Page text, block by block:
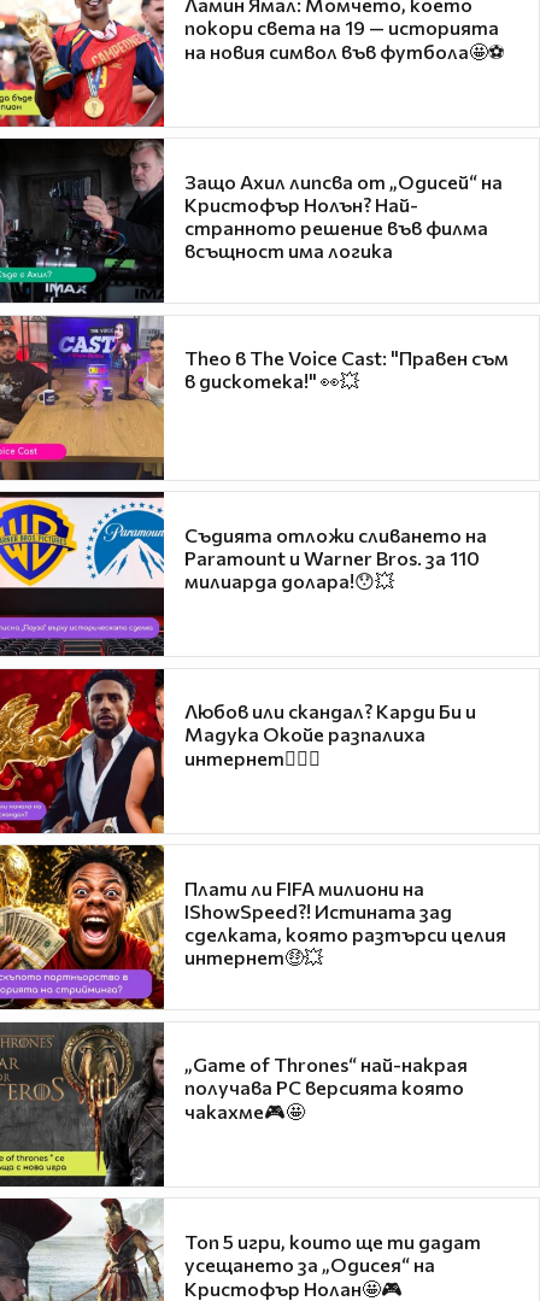
покори света на 19 — историята
на новия символ във футбола🤩⚽
Защо Ахил липсва от „Одисей“ на
Кристофър Нолън? Най-
странното решение във филма
всъщност има логика
Theo в The Voice Cast: "Правен съм
в дискотека!" 👀💥
Съдията отложи сливането на
Paramount и Warner Bros. за 110
милиарда долара!😯💥
Любов или скандал? Карди Би и
Мадука Окойе разпалиха
интернет❤️‍🔥🔥
Плати ли FIFA милиони на
IShowSpeed?! Истината зад
сделката, която разтърси целия
интернет🤑💥
„Game of Thrones“ най-накрая
получава PC версията която
чакахме🎮🤩
Топ 5 игри, които ще ти дадат
усещането за „Одисея“ на
Кристофър Нолан🤩🎮